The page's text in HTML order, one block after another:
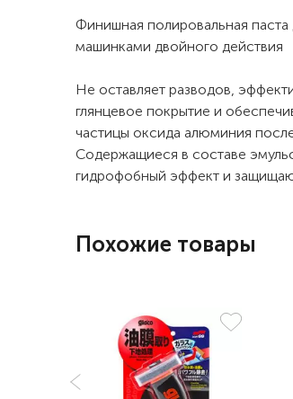
Финишная полировальная
машинками двойного действия
Не оставляет разводов,
глянцевое покрытие и
частицы оксида алюминия
Содержащиеся в составе
гидрофобный эффект и
Похожие товары